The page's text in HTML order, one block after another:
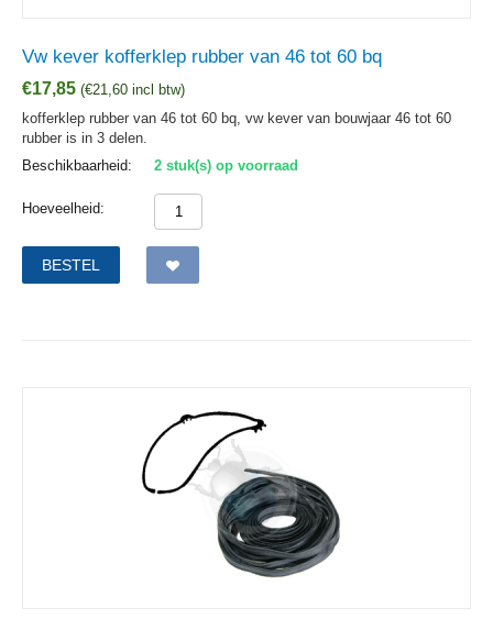
Vw kever kofferklep rubber van 46 tot 60 bq
€17,85 (€21,60 incl btw)
kofferklep rubber van 46 tot 60 bq, vw kever van bouwjaar 46 tot 60
rubber is in 3 delen.
Beschikbaarheid:
2 stuk(s) op voorraad
Hoeveelheid:
BESTEL